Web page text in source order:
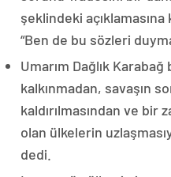
şeklindeki açıklamasına
“Ben de bu sözleri
Umarım Dağlık
kalkınmadan, savaşın
kaldırılmasından ve
olan ülkelerin
dedi.